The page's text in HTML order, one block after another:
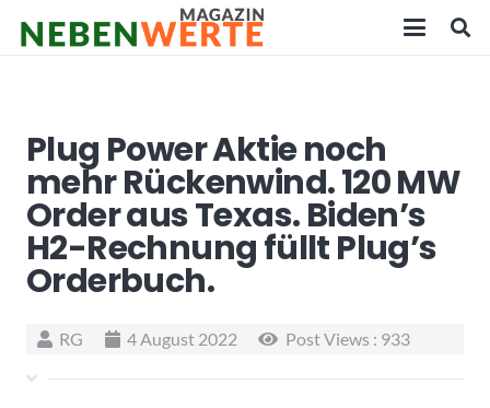
Plug Power Aktie noch
mehr Rückenwind. 120 MW
Order aus Texas. Biden’s
H2-Rechnung füllt Plug’s
Orderbuch.
RG 4 August 2022 Post Views : 933